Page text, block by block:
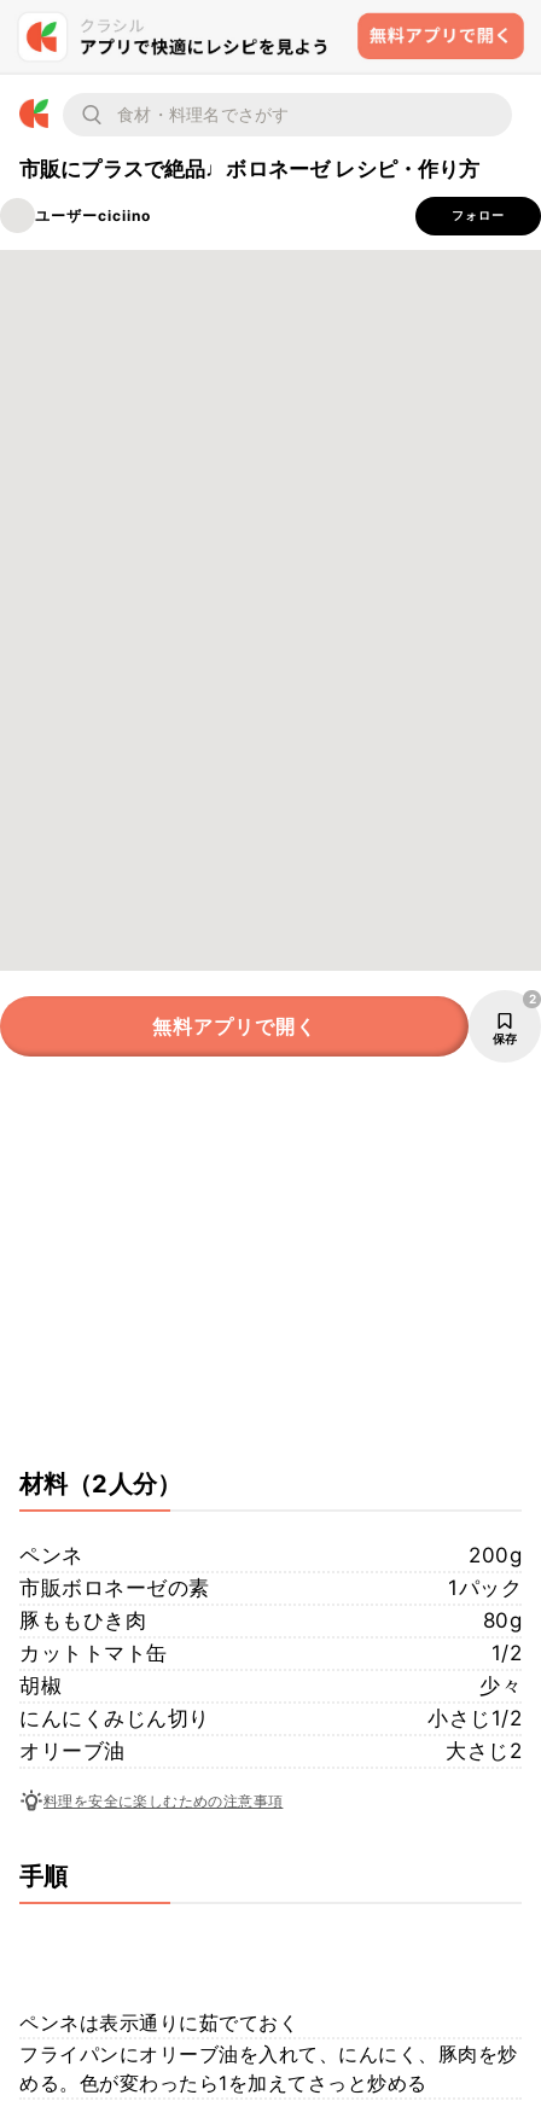
市販にプラスで絶品♩ボロネーゼ レシピ・作り方
ユーザーciciino フォロー
無料アプリで開く 保存
2
材料（2人分）
ペンネ
200g
市販ボロネーゼの素
1パック
豚ももひき肉
80g
カットトマト缶
1/2
胡椒
少々
にんにくみじん切り
小さじ1/2
オリーブ油
大さじ2
料理を安全に楽しむための注意事項
手順
ペンネは表示通りに茹でておく
フライパンにオリーブ油を入れて、にんにく、豚肉を炒
める。色が変わったら1を加えてさっと炒める